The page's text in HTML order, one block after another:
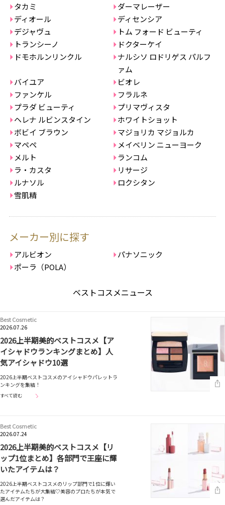
タカミ
ダーマレーザー
ディオール
ディセンシア
デジャヴュ
トム フォード ビューティ
トランシーノ
ドクターケイ
ドモホルンリンクル
ナルシソ ロドリゲス パルフ
ァム
バイユア
ビオレ
ファンケル
フラルネ
プラダ ビューティ
プリマヴィスタ
ヘレナ ルビンスタイン
ホワイトショット
ボビイ ブラウン
マジョリカ マジョルカ
マペペ
メイベリン ニューヨーク
メルト
ランコム
ラ・カスタ
リサージ
ルナソル
ロクシタン
雪肌精
メーカー別に探す
アルビオン
パナソニック
ポーラ（POLA）
ベストコスメニュース
Best Cosmetic
2026.07.26
2026上半期美的ベストコスメ【ア
イシャドウランキングまとめ】人
気アイシャドウ10選
2026上半期ベストコスメのアイシャドウパレットラ
ンキングを集結！
すべて読む
Best Cosmetic
2026.07.24
2026上半期美的ベストコスメ【リ
ップ1位まとめ】各部門で王座に輝
いたアイテムは？
2026上半期ベストコスメのリップ部門で1位に輝い
たアイテムたちが大集結♡美容のプロたちが本気で
選んだアイテムは？